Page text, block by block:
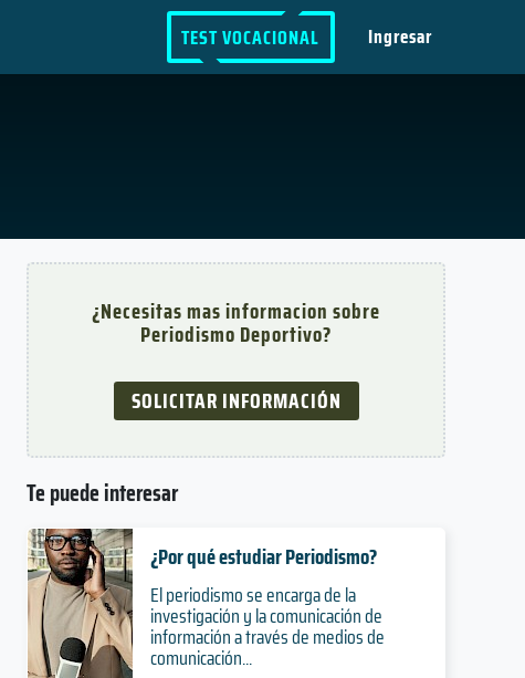
TEST VOCACIONAL Ingresar
¿Necesitas mas informacion sobre
Periodismo Deportivo?
SOLICITAR INFORMACIÓN
Te puede interesar
¿Por qué estudiar Periodismo?
El periodismo se encarga de la
investigación y la comunicación de
información a través de medios de
comunicación...